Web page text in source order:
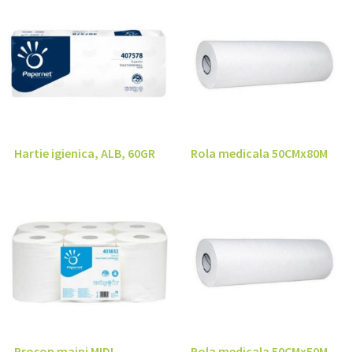
Hartie igienica, ALB, 60GR Rola medicala 50CMx80M